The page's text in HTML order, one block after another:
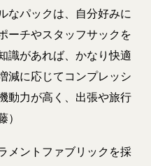
なパックは、自分好みに
ーチやスタッフサックを
識があれば、かなり快適
減に応じてコンプレッシ
動力が高く、出張や旅行
）
メントファブリックを採